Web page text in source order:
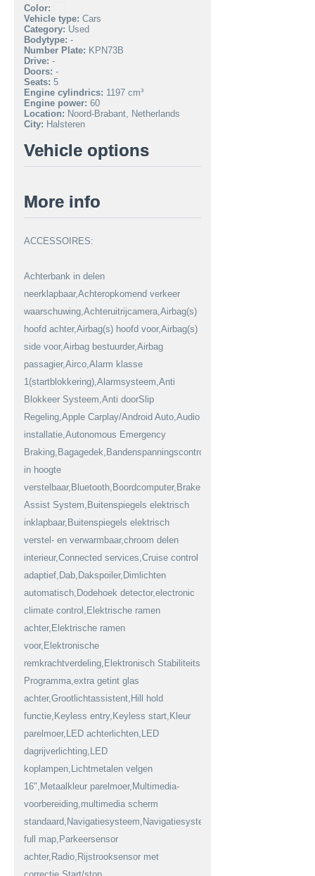
Color:
Vehicle type: Cars
Category: Used
Bodytype: -
Number Plate: KPN73B
Drive: -
Doors: -
Seats: 5
Engine cylindrics: 1197 cm³
Engine power: 60
Location: Noord-Brabant, Netherlands
City: Halsteren
Vehicle options
More info
ACCESSOIRES:
Achterbank in delen
neerklapbaar,Achteropkomend verkeer
waarschuwing,Achteruitrijcamera,Airbag(s)
hoofd achter,Airbag(s) hoofd voor,Airbag(s)
side voor,Airbag bestuurder,Airbag
passagier,Airco,Alarm klasse
1(startblokkering),Alarmsysteem,Anti
Blokkeer Systeem,Anti doorSlip
Regeling,Apple Carplay/Android Auto,Audio
installatie,Autonomous Emergency
in hoogte
verstelbaar,Bluetooth,Boordcomputer,Brake
Assist System,Buitenspiegels elektrisch
inklapbaar,Buitenspiegels elektrisch
verstel- en verwarmbaar,chroom delen
interieur,Connected services,Cruise control
adaptief,Dab,Dakspoiler,Dimlichten
automatisch,Dodehoek detector,electronic
climate control,Elektrische ramen
achter,Elektrische ramen
voor,Elektronische
remkrachtverdeling,Elektronisch Stabiliteits
Programma,extra getint glas
achter,Grootlichtassistent,Hill hold
functie,Keyless entry,Keyless start,Kleur
parelmoer,LED achterlichten,LED
dagrijverlichting,LED
koplampen,Lichtmetalen velgen
16",Metaalkleur parelmoer,Multimedia-
voorbereiding,multimedia scherm
standaard,Navigatiesysteem,Navigatiesysteem
full map,Parkeersensor
achter,Radio,Rijstrooksensor met